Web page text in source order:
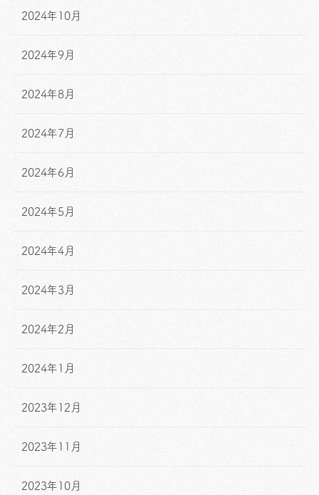
2024年10月
2024年9月
2024年8月
2024年7月
2024年6月
2024年5月
2024年4月
2024年3月
2024年2月
2024年1月
2023年12月
2023年11月
2023年10月